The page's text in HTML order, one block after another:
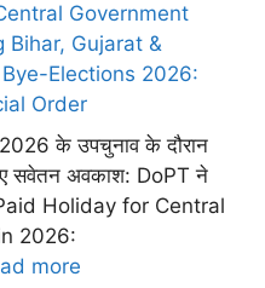
Government
Bihar, Gujarat &
Elections 2026:
Order
के उपचुनाव के दौरान
सवेतन अवकाश: DoPT ने
Holiday for Central
2026:
more